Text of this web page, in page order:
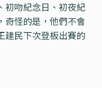
初吻紀念日、初夜紀
怪的是，他們不會
建民下次登板出賽的